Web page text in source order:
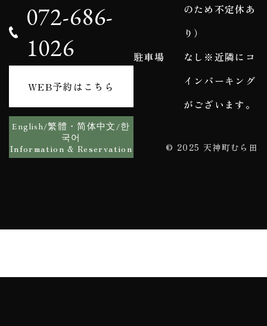
072-686-
1026
WEB予約はこちら
English/繁體・简体中文/한
국어
Information & Reservation
のため不定休あ
り）
駐車場
なし※近隣にコ
インパーキング
がございます。
© 2025 天神町むら田